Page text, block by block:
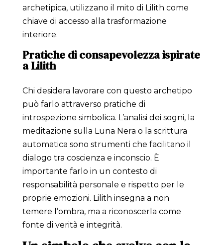
archetipica, utilizzano il mito di Lilith come
chiave di accesso alla trasformazione
interiore.
Pratiche di consapevolezza ispirate
a Lilith
Chi desidera lavorare con questo archetipo
può farlo attraverso pratiche di
introspezione simbolica. L’analisi dei sogni, la
meditazione sulla Luna Nera o la scrittura
automatica sono strumenti che facilitano il
dialogo tra coscienza e inconscio. È
importante farlo in un contesto di
responsabilità personale e rispetto per le
proprie emozioni. Lilith insegna a non
temere l’ombra, ma a riconoscerla come
fonte di verità e integrità.